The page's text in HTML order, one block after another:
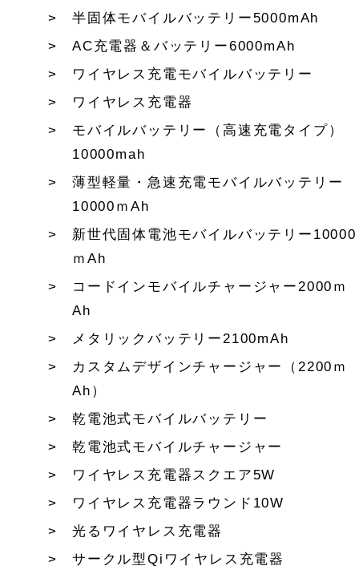
半固体モバイルバッテリー5000mAh
AC充電器＆バッテリー6000mAh
ワイヤレス充電モバイルバッテリー
ワイヤレス充電器
モバイルバッテリー（高速充電タイプ）
10000mah
薄型軽量・急速充電モバイルバッテリー
10000ｍAh
新世代固体電池モバイルバッテリー10000
ｍAh
コードインモバイルチャージャー2000ｍ
Ah
メタリックバッテリー2100mAh
カスタムデザインチャージャー（2200ｍ
Ah）
乾電池式モバイルバッテリー
乾電池式モバイルチャージャー
ワイヤレス充電器スクエア5W
ワイヤレス充電器ラウンド10W
光るワイヤレス充電器
サークル型Qiワイヤレス充電器